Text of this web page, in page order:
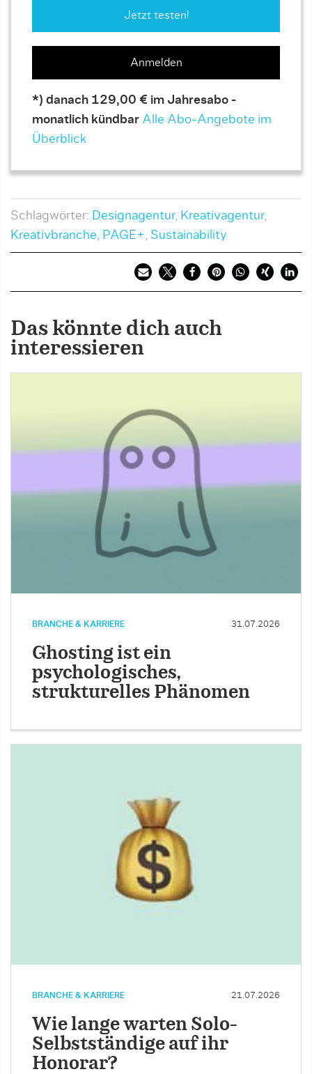
Jetzt testen!
Anmelden
*) danach 129,00 € im Jahresabo -
monatlich kündbar Alle Abo-Angebote im
Überblick
Schlagwörter: Designagentur, Kreativagentur,
Kreativbranche, PAGE+, Sustainability
Das könnte dich auch
interessieren
BRANCHE & KARRIERE 31.07.2026
Ghosting ist ein
psychologisches,
strukturelles Phänomen
BRANCHE & KARRIERE 21.07.2026
Wie lange warten Solo-
Selbstständige auf ihr
Honorar?